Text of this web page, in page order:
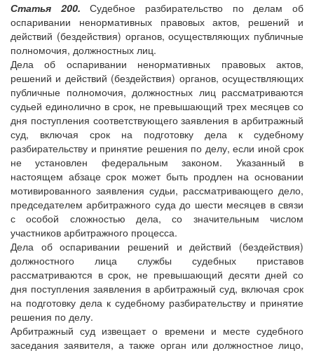
Статья 200.Судебное разбирательство по делам об
оспаривании ненормативных правовых актов, решений и
действий (бездействия) органов, осуществляющих публичные
полномочия, должностных лиц.
Дела об оспаривании ненормативных правовых актов,
решений и действий (бездействия) органов, осуществляющих
публичные полномочия, должностных лиц рассматриваются
судьей единолично в срок, не превышающий трех месяцев со
дня поступления соответствующего заявления в арбитражный
суд, включая срок на подготовку дела к судебному
разбирательству и принятие решения по делу, если иной срок
не установлен федеральным законом. Указанный в
настоящем абзаце срок может быть продлен на основании
мотивированного заявления судьи, рассматривающего дело,
председателем арбитражного суда до шести месяцев в связи
с особой сложностью дела, со значительным числом
участников арбитражного процесса.
Дела об оспаривании решений и действий (бездействия)
должностного лица службы судебных приставов
рассматриваются в срок, не превышающий десяти дней со
дня поступления заявления в арбитражный суд, включая срок
на подготовку дела к судебному разбирательству и принятие
решения по делу.
Арбитражный суд извещает о времени и месте судебного
заседания заявителя, а также орган или должностное лицо,